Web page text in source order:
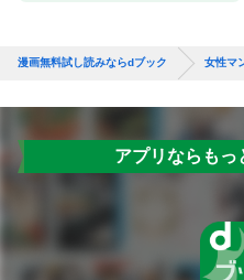
漫画無料試し読みならdブック 女性マ
アプリならもっ